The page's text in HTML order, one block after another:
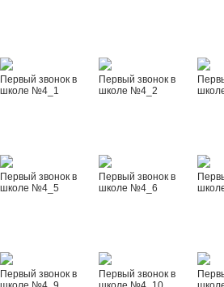
Первый звонок в
школе №4_1
Первый звонок в
школе №4_2
Первый звонок в
школе №4_5
Первый звонок в
школе №4_6
Первый звонок в
Первый звонок в